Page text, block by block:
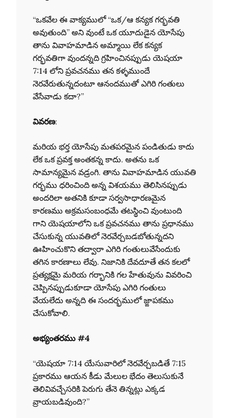
“ఒకవేల ఈ వాక్యములో “ఒక/ఆ కన్యక గర్భవతి
అవుతుంది” అని వుంటే ఒక యూదుడైన యోసేపు
తాను వివాహమాడిన అమ్మాయి లేక కన్యక
గర్భవతిగా వుందన్నది గ్రహించినప్పుడు యెషయా
7:14 లోని ప్రవచనము తన కళ్ళముందే
నెరవేరుతున్నదంటూ ఆనందముతో ఎగిరి గంతులు
వేసేవాడు కదా?”
వివరణ:
మరియ భర్త యోసేపు మతపరమైన పండితుడు కాదు
లేక ఒక ప్రవక్త అంతకన్న కాదు. అతను ఒక
సామాన్యమైన వడ్రంగి. తాను వివాహమాడిన యువతి
గర్భము ధరించింది అన్న విశయము తెలిసినప్పుడు
అందరిలా అతనికి కూడా సర్వసాధారణమైన
కారణము అక్రమసంబంధమే తటస్థించి వుంటుంది
గాని యెషయాలోని ఒక ప్రవచనము తాను ప్రధానము
చేసుకున్న యువతిలో నెరవేర్చబడబోతున్నదని
ఊహించుకొని తద్వారా ఎగిరి గంతులువేసేందుకు
తగిన కారణాలు లేవు. నిజానికి దేవదూతే తన కలలో
ప్రత్యక్షమై మరియ గర్భానికి గల హేతువును వివరించి
చెప్పినప్పుడుకూడా యోసేపు ఎగిరి గంతులు
వేయలేదు అన్నది ఈ సందర్భములో జ్ఙాపకము
చేసుకోవాలి.
అభ్యంతరము #4
“యెషయా 7:14 యేసువారిలో నెరవేర్చబడితే 7:15
ప్రకారము ఆయన కీడు మేలుల భేదం తెలుసుకునే
తెలివివచ్చేసరికి పెరుగు తేనె తిన్నట్లు ఎక్కడ
వ్రాయబడివుంది?”